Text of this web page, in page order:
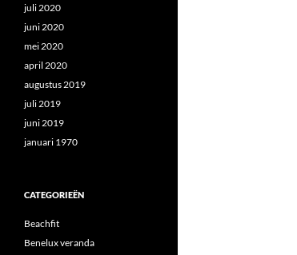
juli 2020
juni 2020
mei 2020
april 2020
augustus 2019
juli 2019
juni 2019
januari 1970
CATEGORIEËN
Beachfit
Benelux veranda